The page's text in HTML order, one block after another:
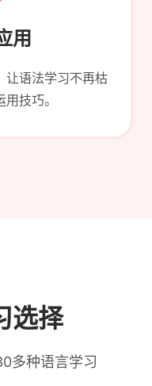
用
让语法学习不再枯
技巧。
选择
多种语言学习